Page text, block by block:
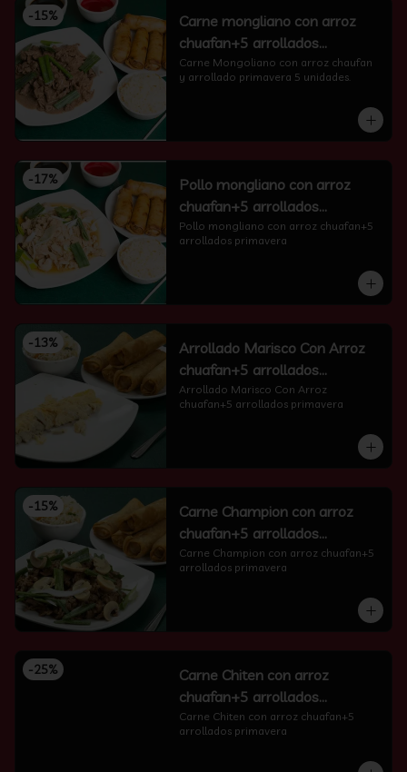
-15%
Carne mongliano con arroz
chuafan+5 arrollados
primavera
Carne Mongoliano con arroz chaufan
y arrollado primavera 5 unidades.
-17%
Pollo mongliano con arroz
chuafan+5 arrollados
primavera
Pollo mongliano con arroz chuafan+5
arrollados primavera
-13%
Arrollado Marisco Con Arroz
chuafan+5 arrollados
primavera
Arrollado Marisco Con Arroz
chuafan+5 arrollados primavera
-15%
Carne Champion con arroz
chuafan+5 arrollados
primavera
Carne Champion con arroz chuafan+5
arrollados primavera
-25%
Carne Chiten con arroz
chuafan+5 arrollados
primavera
Carne Chiten con arroz chuafan+5
arrollados primavera